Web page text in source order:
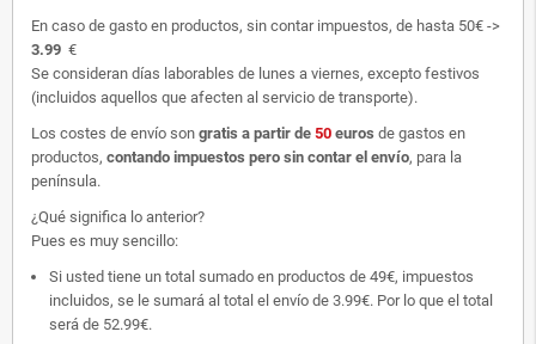
En caso de gasto en productos, sin contar impuestos, de hasta 50€ ->
3.99 €
Se consideran días laborables de lunes a viernes, excepto festivos
(incluidos aquellos que afecten al servicio de transporte).
Los costes de envío son gratis a partir de 50 euros de gastos en
productos, contando impuestos pero sin contar el envío, para la
península.
¿Qué significa lo anterior?
Pues es muy sencillo:
Si usted tiene un total sumado en productos de 49€, impuestos
incluidos, se le sumará al total el envío de 3.99€. Por lo que el total
será de 52.99€.